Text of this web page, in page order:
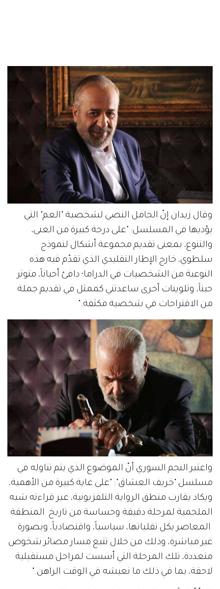
وقال زيدان إنّ الحامل النصي لشخصية "العم" التي
يؤديها في المسلسل: "على درجة كبيرة من الغنى،
والتنوع، بمعنى تقديم مجموعة أشكال لنموذج
سلطوي، خارج الإطار التقليدي الذي تقدّم فيه هذه
النوعية من الشخصيات في الدراما؛ دافئ أحياناً، متوتر
حيناً، وتلوينات أخرى ساعدتني كممثل في تقديم جملة
من الاقتراحات في شخصية مكثفة."
واعتبر النجم السوري أنّ الموضوع الذي يتم تناوله في
مسلسل "خريف العشاق": "على غاية كبيرة من الأهمية،
ويكاد يقارب منطق الرواية التلفزيونية، عبر قراءته شبه
الملحمية لمرحلة دقيقة وحساسة من تاريخ المنطقة
المعاصر بكل تقلباتها، سياسياً، واقتصادياً، وبصورة
غير مباشرة، وذلك من خلال تتبع مسار مصائر شخوص
متعددة، تلك المرحلة التي أسست لمراحل مستقبلية
لاحقة، بما في ذلك ما نعيشه في الوقت الراهن."